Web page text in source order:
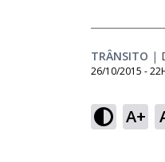
TRÂNSITO |
26/10/2015 -
A+